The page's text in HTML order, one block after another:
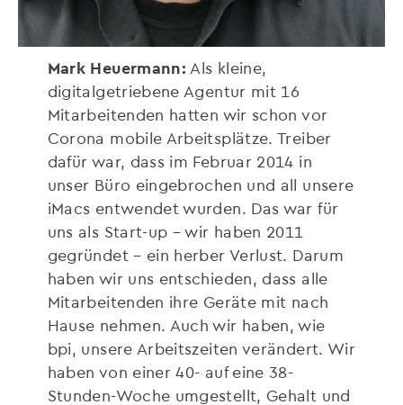
Mark Heuermann: Als kleine,
digitalgetriebene Agentur mit 16
Mitarbeitenden hatten wir schon vor
Corona mobile Arbeitsplätze. Treiber
dafür war, dass im Februar 2014 in
unser Büro eingebrochen und all unsere
iMacs entwendet wurden. Das war für
uns als Start-up – wir haben 2011
gegründet – ein herber Verlust. Darum
haben wir uns entschieden, dass alle
Mitarbeitenden ihre Geräte mit nach
Hause nehmen. Auch wir haben, wie
bpi, unsere Arbeitszeiten verändert. Wir
haben von einer 40- auf eine 38-
Stunden-Woche umgestellt, Gehalt und